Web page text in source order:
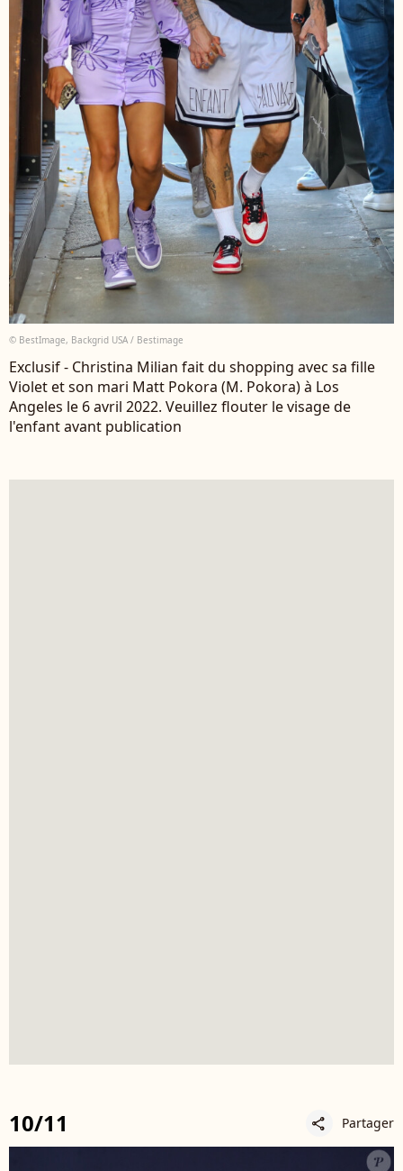
© BestImage, Backgrid USA / Bestimage
Exclusif - Christina Milian fait du shopping avec sa fille
Violet et son mari Matt Pokora (M. Pokora) à Los
Angeles le 6 avril 2022. Veuillez flouter le visage de
l'enfant avant publication
10/11 share Partager